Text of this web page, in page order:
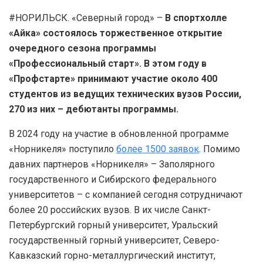
#НОРИЛЬСК. «Северный город» – В спортхолле
«Айка» состоялось торжественное открытие
очередного сезона программы
«Профессиональный старт». В этом году в
«Профстарте» принимают участие около 400
студентов из ведущих технических вузов России,
270 из них – дебютанты программы.
В 2024 году на участие в обновленной программе
«Норникеля» поступило более 1500 заявок. Помимо
давних партнеров «Норникеля» – Заполярного
государственного и Сибирского федерального
университетов – с компанией сегодня сотрудничают
более 20 российских вузов. В их числе Санкт-
Петербургский горный университет, Уральский
государственный горный университет, Северо-
Кавказский горно-металлургический институт,